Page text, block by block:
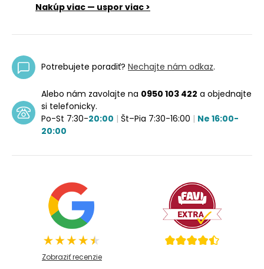
Nakúp viac — uspor viac >
Potrebujete poradiť? Nechajte nám odkaz.
Alebo nám zavolajte na 0950 103 422 a objednajte
si telefonicky.
Po-St 7:30-20:00 | Št–Pia 7:30-16:00 | Ne 16:00-
20:00
Zobraziť recenzie